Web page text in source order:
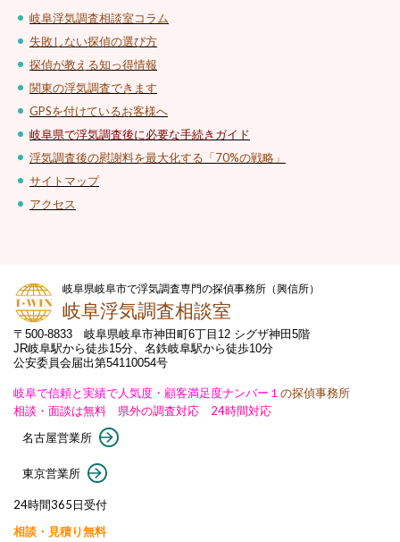
岐阜浮気調査相談室コラム
失敗しない探偵の選び方
探偵が教える知っ得情報
関東の浮気調査できます
GPSを付けているお客様へ
岐阜県で浮気調査後に必要な手続きガイド
浮気調査後の慰謝料を最大化する「70%の戦略」
サイトマップ
アクセス
岐阜県岐阜市で浮気調査専門の探偵事務所（興信所）
岐阜浮気調査相談室
〒500-8833 岐阜県岐阜市神田町6丁目12 シグザ神田5階
JR岐阜駅から徒歩15分、名鉄岐阜駅から徒歩10分
公安委員会届出第54110054号
岐阜で信頼と実績で人気度・顧客満足度ナンバー１ の探偵事務所
相談・面談は無料 県外の調査対応 24時間対応
名古屋営業所
東京営業所
24時間365日受付
相談・見積り無料